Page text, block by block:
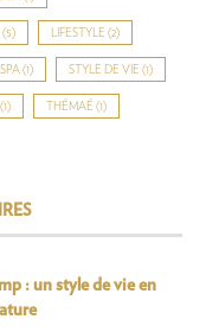
(5) LIFESTYLE (2)
SPA (1) STYLE DE VIE (1)
(1) THÉMAÉ (1)
: un style de vie en